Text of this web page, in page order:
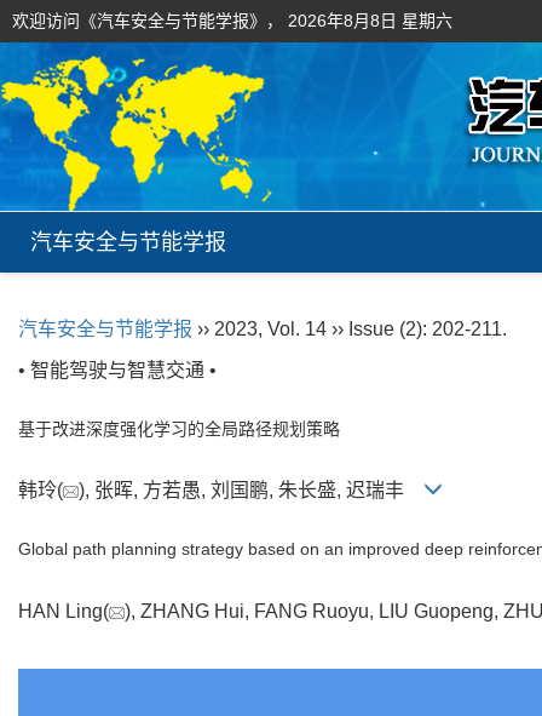
欢迎访问《汽车安全与节能学报》， 2026年8月8日 星期六
汽车安全与节能学报
汽车安全与节能学报 ›› 2023, Vol. 14 ›› Issue (2): 202-211.
• 智能驾驶与智慧交通 •
基于改进深度强化学习的全局路径规划策略
韩玲( ), 张晖, 方若愚, 刘国鹏, 朱长盛, 迟瑞丰
Global path planning strategy based on an improved deep
HAN Ling( ), ZHANG Hui, FANG Ruoyu, LIU Guopeng,